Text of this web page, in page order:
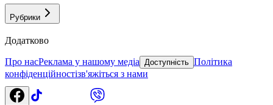
Рубрики
Додатково
Про насРеклама у нашому медіа Доступність Політика
конфіденційностізв'яжіться з нами